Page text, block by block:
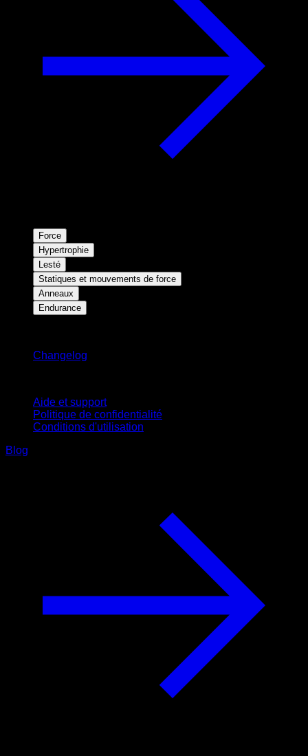
Force
Hypertrophie
Lesté
Statiques et mouvements de force
Anneaux
Endurance
Changelog
Aide et support
Politique de confidentialité
Conditions d'utilisation
Blog